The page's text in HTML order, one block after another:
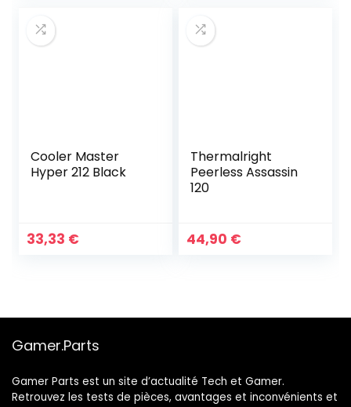
109,95 €.
Cooler Master
Hyper 212 Black
33,33 €
Thermalright
Peerless Assassin
120
44,90 €
Gamer.Parts
Gamer Parts est un site d’actualité Tech et Gamer.
Retrouvez les tests de pièces, avantages et inconvénients et